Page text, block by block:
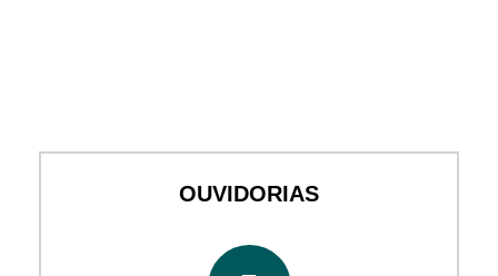
OUVIDORIAS